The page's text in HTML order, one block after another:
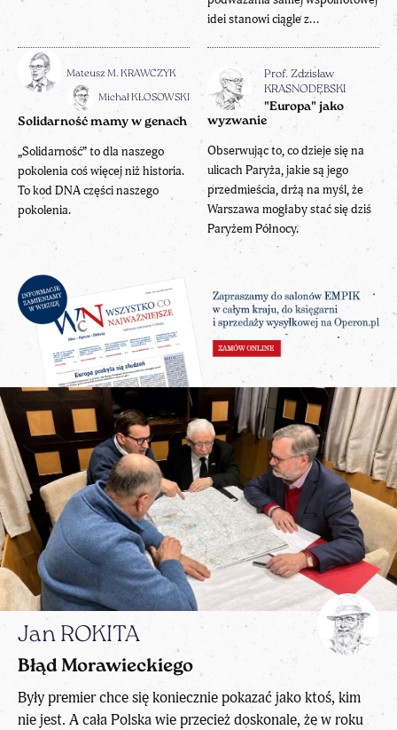
idei stanowi ciągle z...
Mateusz M. KRAWCZYK
Michał KŁOSOWSKI
Solidarność mamy w genach
„Solidarność” to dla naszego
pokolenia coś więcej niż historia.
To kod DNA części naszego
pokolenia.
Prof. Zdzisław
KRASNODĘBSKI
"Europa" jako
wyzwanie
Obserwując to, co dzieje się na
ulicach Paryża, jakie są jego
przedmieścia, drżą na myśl, że
Warszawa mogłaby stać się dziś
Paryżem Północy.
Jan ROKITA
Błąd Morawieckiego
Były premier chce się koniecznie pokazać jako ktoś, kim
nie jest. A cała Polska wie przecież doskonale, że w roku